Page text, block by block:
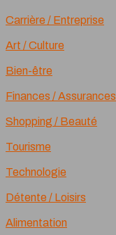
Carrière / Entreprise
Art / Culture
Bien-être
Finances / Assurances
Shopping / Beauté
Tourisme
Technologie
Détente / Loisirs
Alimentation